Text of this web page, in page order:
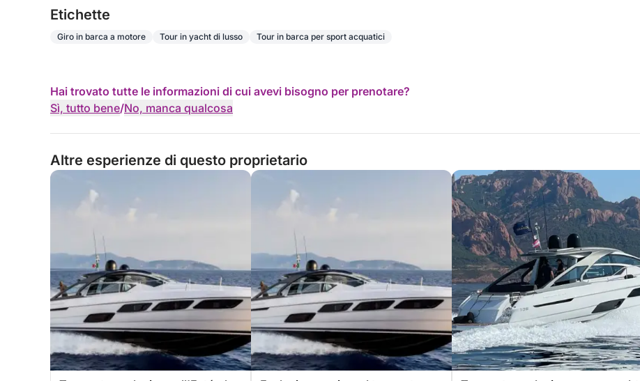
Etichette
Giro in barca a motore Tour in yacht di lusso Tour in barca per sport acquatici
Hai trovato tutte le informazioni di cui avevi bisogno per prenotare?
Sì, tutto bene/No, manca qualcosa
Altre esperienze di questo proprietario